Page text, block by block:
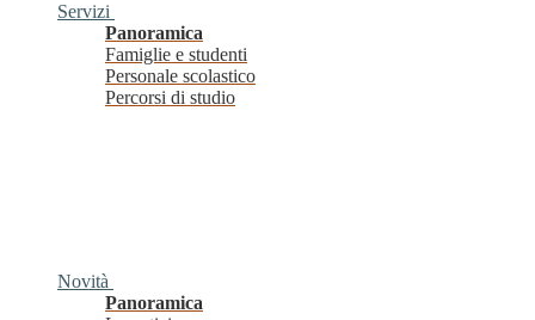
Servizi
Panoramica
Famiglie e studenti
Personale scolastico
Percorsi di studio
Novità
Panoramica